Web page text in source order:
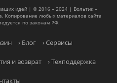
идей | © 2016 – 2024 | Вольтик –
Копирование любых материалов сайта
по законам РФ.
› Блог › Сервисы
и возврат › Техподдержка